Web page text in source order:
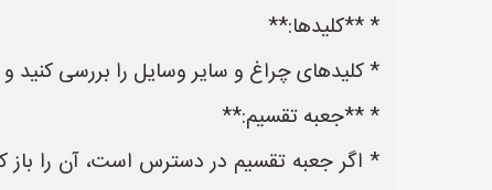
* **کلیدها:**
* کلیدهای چراغ و سایر وسایل را بررسی کنید
* **جعبه تقسیم:**
* اگر جعبه تقسیم در دسترس است، آن را